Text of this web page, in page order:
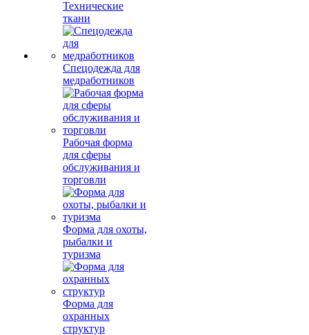
Технические
ткани
Спецодежда для
медработников
Рабочая форма
для сферы
обслуживания и
торговли
Форма для охоты,
рыбалки и
туризма
Форма для
охранных
структур